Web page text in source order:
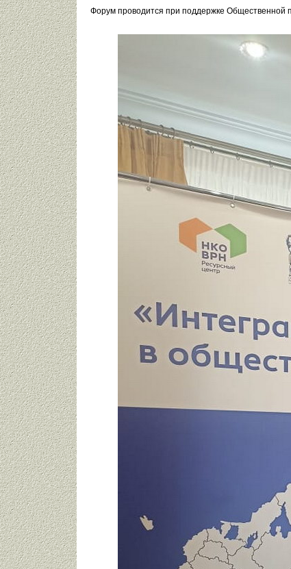
Форум проводится при поддержке Общественной